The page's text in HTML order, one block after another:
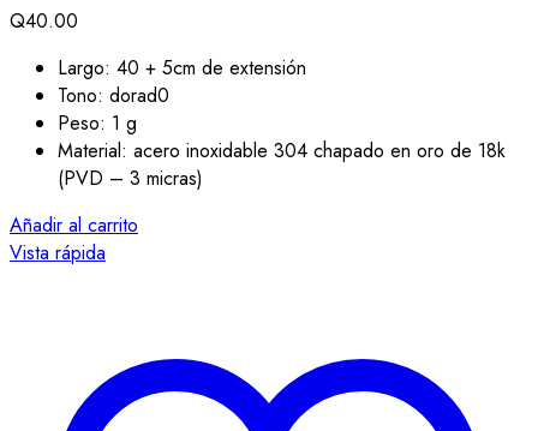
Q40.00
Largo: 40 + 5cm de extensión
Tono: dorad0
Peso: 1 g
Material: acero inoxidable 304 chapado en oro de 18k
(PVD – 3 micras)
Añadir al carrito
Vista rápida